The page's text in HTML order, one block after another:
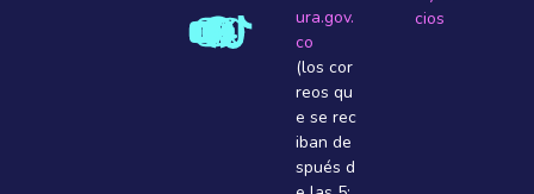
ura.gov.
co
(los cor
reos qu
e se rec
iban de
spués d
cios